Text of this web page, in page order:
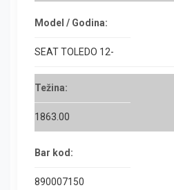
Model / Godina:
SEAT TOLEDO 12-
Težina:
1863.00
Bar kod:
890007150